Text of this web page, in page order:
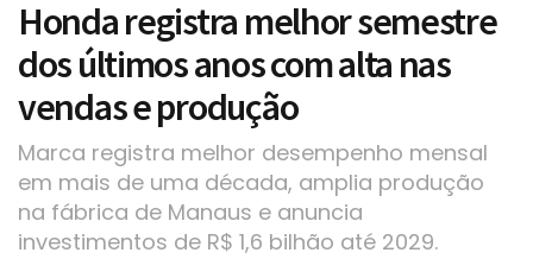
Honda registra melhor semestre
dos últimos anos com alta nas
vendas e produção
Marca registra melhor desempenho mensal
em mais de uma década, amplia produção
na fábrica de Manaus e anuncia
investimentos de R$ 1,6 bilhão até 2029.